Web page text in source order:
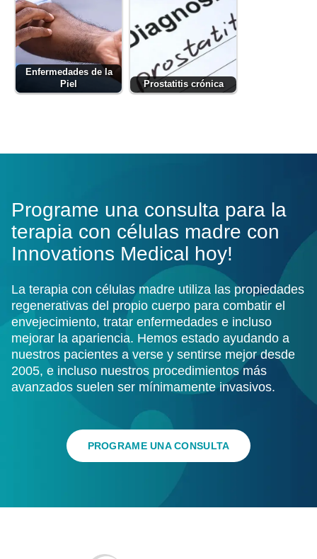
Enfermedades de la
Piel
Prostatitis crónica
Programe una consulta para la
terapia con células madre con
Innovations Medical hoy!
La terapia con células madre utiliza las propiedades
regenerativas del propio cuerpo para combatir el
envejecimiento, tratar enfermedades e incluso
mejorar la apariencia. Hemos estado ayudando a
nuestros pacientes a verse y sentirse mejor desde
2005, e incluso nuestros procedimientos más
avanzados suelen ser mínimamente invasivos.
PROGRAME UNA CONSULTA